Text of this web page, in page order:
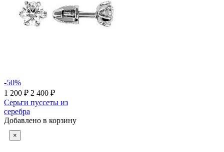
-50%
1 200 ₽ 2 400 ₽
Серьги пуссеты из
серебра
Добавлено в корзину
×